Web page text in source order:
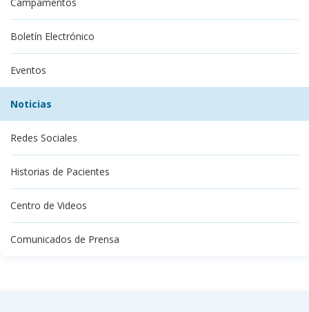
Boletín Electrónico
Eventos
Noticias
Redes Sociales
Historias de Pacientes
Centro de Videos
Comunicados de Prensa